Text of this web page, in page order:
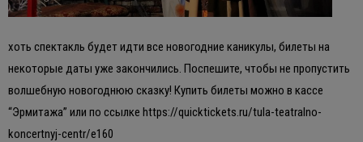
хоть спектакль будет идти все новогодние каникулы, билеты на
некоторые даты уже закончились. Поспешите, чтобы не пропустить
волшебную новогоднюю сказку! Купить билеты можно в кассе
“Эрмитажа” или по ссылке https://quicktickets.ru/tula-teatralno-
koncertnyj-centr/e160